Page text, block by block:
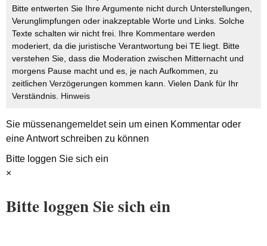
Bitte entwerten Sie Ihre Argumente nicht durch Unterstellungen,
Verunglimpfungen oder inakzeptable Worte und Links. Solche
Texte schalten wir nicht frei. Ihre Kommentare werden
moderiert, da die juristische Verantwortung bei TE liegt. Bitte
verstehen Sie, dass die Moderation zwischen Mitternacht und
morgens Pause macht und es, je nach Aufkommen, zu
zeitlichen Verzögerungen kommen kann. Vielen Dank für Ihr
Verständnis. Hinweis
Sie müssenangemeldetsein um einen Kommentar oder
eine Antwort schreiben zu können
Bitte loggen Sie sich ein
×
Bitte loggen Sie sich ein